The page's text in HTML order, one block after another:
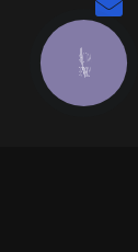
КНОПКА
ЗВ'ЯЗКУ